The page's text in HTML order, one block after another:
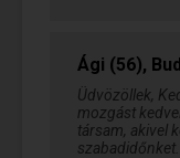
Ági (56),
Üdvözöllek,
mozgást
társam, akivel
szabadidőnket.